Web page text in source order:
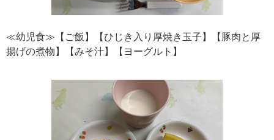
≪幼児食≫【ご飯】【ひじき入り厚焼き玉子】【豚肉と厚
揚げの煮物】【みそ汁】【ヨーグルト】